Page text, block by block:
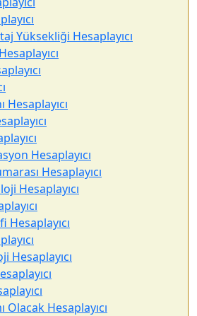
Yüksekliği Hesaplayıcı
Hesaplayıcı
Hesaplayıcı
Hesaplayıcı
Hesaplayıcı
Hesaplayıcı
Olacak Hesaplayıcı